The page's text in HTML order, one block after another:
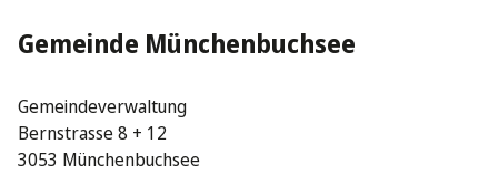
Gemeinde Münchenbuchsee
Gemeindeverwaltung
Bernstrasse 8 + 12
3053 Münchenbuchsee